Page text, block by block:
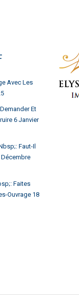
Avec Les
Et
6 Janvier
Faut-Il
Décembre
Faites
Ouvrage 18